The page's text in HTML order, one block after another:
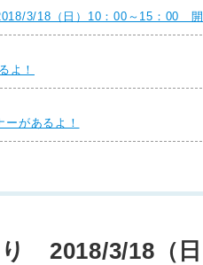
3/18（日）10：00～15：00 開
よ！
があるよ！
2018/3/18（